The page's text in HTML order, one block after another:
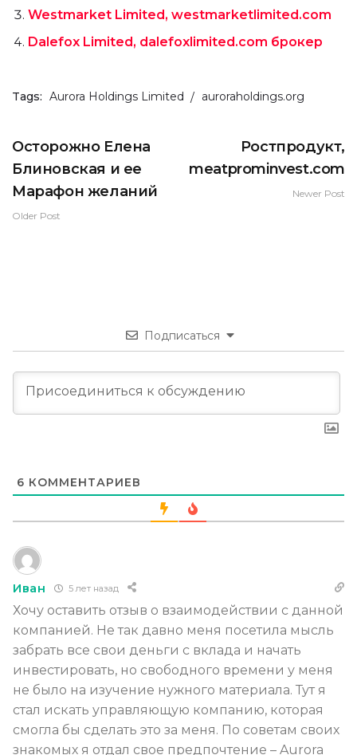
Westmarket Limited, westmarketlimited.com
Dalefox Limited, dalefoxlimited.com брокер
Tags: Aurora Holdings Limited auroraholdings.org
Осторожно Елена
Блиновская и ее
Марафон желаний
Older Post
Ростпродукт,
meatprominvest.com
Newer Post
Подписаться
6 КОММЕНТАРИЕВ
Иван 5 лет назад
Хочу оставить отзыв о взаимодействии с данной
компанией. Не так давно меня посетила мысль
забрать все свои деньги с вклада и начать
инвестировать, но свободного времени у меня
не было на изучение нужного материала. Тут я
стал искать управляющую компанию, которая
смогла бы сделать это за меня. По советам своих
знакомых я отдал свое предпочтение – Aurora